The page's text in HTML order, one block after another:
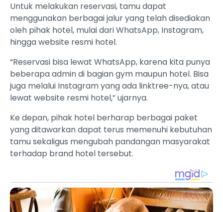
Untuk melakukan reservasi, tamu dapat
menggunakan berbagai jalur yang telah disediakan
oleh pihak hotel, mulai dari WhatsApp, Instagram,
hingga website resmi hotel.
“Reservasi bisa lewat WhatsApp, karena kita punya
beberapa admin di bagian gym maupun hotel. Bisa
juga melalui Instagram yang ada linktree-nya, atau
lewat website resmi hotel,” ujarnya.
Ke depan, pihak hotel berharap berbagai paket
yang ditawarkan dapat terus memenuhi kebutuhan
tamu sekaligus mengubah pandangan masyarakat
terhadap brand hotel tersebut.